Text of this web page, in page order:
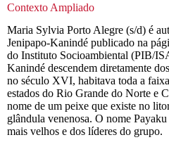
Contexto Ampliado
Maria Sylvia Porto Alegre (s/d) é
Jenipapo-Kanindé publicado na
do Instituto Socioambiental (PIB/
Kanindé descendem diretamente
no século XVI, habitava toda a
estados do Rio Grande do Norte e
nome de um peixe que existe no
glândula venenosa. O nome
mais velhos e dos líderes do grupo.